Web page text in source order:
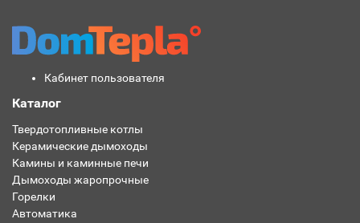
Кабинет пользователя
Каталог
Твердотопливные котлы
Керамические дымоходы
Камины и каминные печи
Дымоходы жаропрочные
Горелки
Автоматика